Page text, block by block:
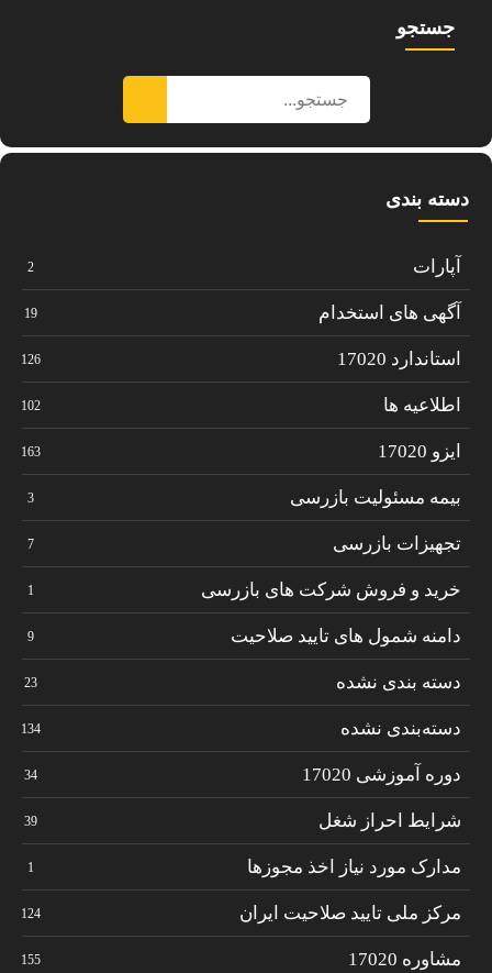
جستجو
دسته بندی
آپارات 2
آگهی های استخدام 19
استاندارد 17020 126
اطلاعیه ها 102
ایزو 17020 163
بیمه مسئولیت بازرسی 3
تجهیزات بازرسی 7
خرید و فروش شرکت های بازرسی 1
دامنه شمول های تایید صلاحیت 9
دسته بندی نشده 23
دسته‌بندی نشده 134
دوره آموزشی 17020 34
شرایط احراز شغل 39
مدارک مورد نیاز اخذ مجوزها 1
مرکز ملی تایید صلاحیت ایران 124
مشاوره 17020 155